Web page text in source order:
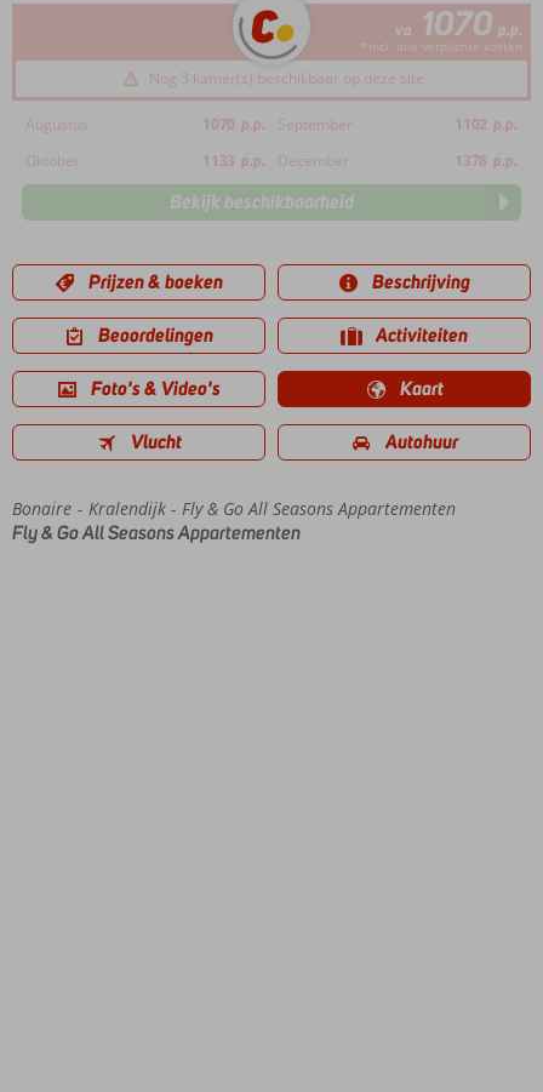
va 1070 p.p.
*incl. alle verplichte kosten
Nog 3 kamer(s) beschikbaar op deze site
Augustus 1070 p.p. September 1102 p.p.
Oktober
1133 p.p. December 1378 p.p.
Bekijk beschikbaarheid
Prijzen & boeken Beschrijving
Beoordelingen Activiteiten
Foto's & Video's Kaart
Vlucht Autohuur
Home
Bonaire Kralendijk
Fly & Go All Seasons Appartementen
Fly & Go All Seasons Appartementen